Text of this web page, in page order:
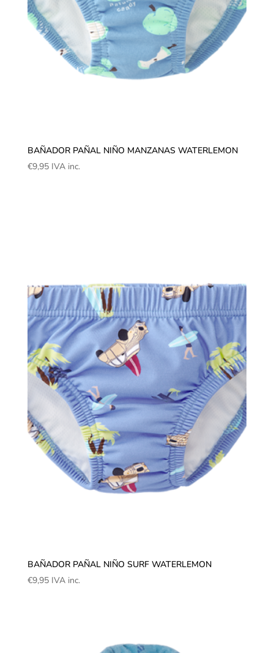
BAÑADOR PAÑAL NIÑO MANZANAS WATERLEMON
€9,95 IVA inc.
BAÑADOR PAÑAL NIÑO SURF WATERLEMON
€9,95 IVA inc.